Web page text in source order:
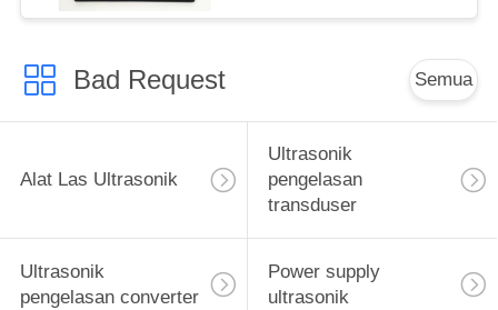
Bad Request Semua
Alat Las Ultrasonik
Ultrasonik
pengelasan
transduser
Ultrasonik
pengelasan converter
Power supply
ultrasonik